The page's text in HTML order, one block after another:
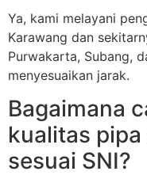
Ya, kami melayani
Karawang dan
Purwakarta, Subang,
menyesuaikan jarak.
Bagaimana
kualitas
sesuai SNI?